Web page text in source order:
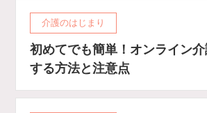
介護のはじまり
初めてでも簡単！オンライン
する方法と注意点